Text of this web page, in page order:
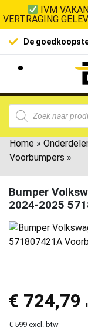
IVM
VERTRAGING
De
Home »
Voorbumpers »
Bumper
2024-2025
€ 724,79
€ 599 excl. btw